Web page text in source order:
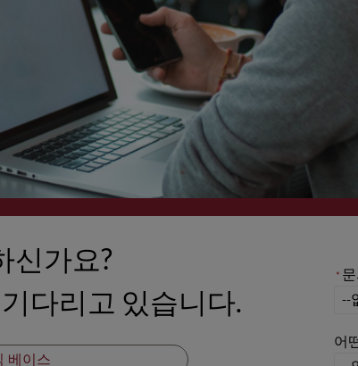
신가요?
다리고 있습니다.
베이스
*
어